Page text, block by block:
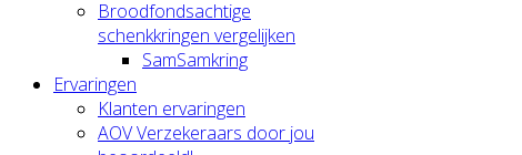
Broodfondsachtige
schenkkringen vergelijken
SamSamkring
Ervaringen
Klanten ervaringen
AOV Verzekeraars door jou